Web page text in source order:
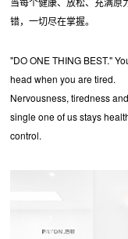
错，一切尽在掌握。
"DO ONE THING BEST."
head when you are tired.
Nervousness, tiredness
single one of us stays
control.